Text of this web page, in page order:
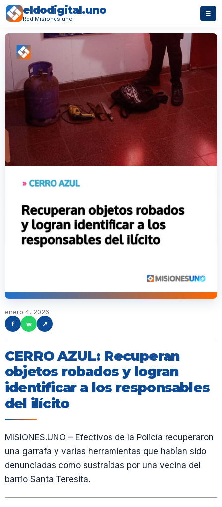
eldodigital.uno
Red Misiones.uno
☰
enero 4, 2026
f
w ↗
CERRO AZUL: Recuperan
objetos robados y logran
identificar a los responsables
del ilícito
MISIONES.UNO – Efectivos de la Policía recuperaron
una garrafa y varias herramientas que habían sido
denunciadas como sustraídas por una vecina del
barrio Santa Teresita.